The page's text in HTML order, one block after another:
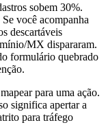
sobem 30%.
você acompanha
descartáveis
MX dispararam.
formulário quebrado
para uma ação.
significa apertar a
para tráfego